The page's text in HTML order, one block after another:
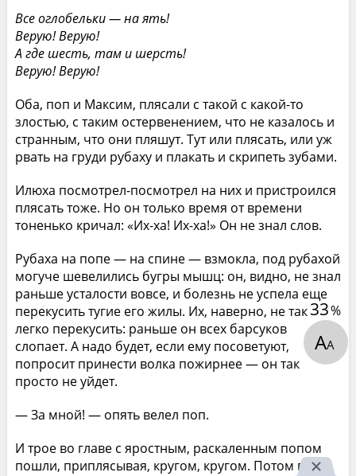
Все оглобельки — на ять!
Верую! Верую!
А где шесть, там и шерсть!
Верую! Верую!
Оба, поп и Максим, плясали с такой с какой-то
злостью, с таким остервенением, что не казалось и
странным, что они пляшут. Тут или плясать, или уж
рвать на груди рубаху и плакать и скрипеть зубами.
Илюха посмотрел-посмотрел на них и пристроился
плясать тоже. Но он только время от времени
тоненько кричал: «Их-ха! Их-ха!» Он не знал слов.
Рубаха на попе — на спине — взмокла, под рубахой
могуче шевелились бугры мышц: он, видно, не знал
раньше усталости вовсе, и болезнь не успела еще
перекусить тугие его жилы. Их, наверно, не так
легко перекусить: раньше он всех барсуков
слопает. А надо будет, если ему посоветуют,
попросит принести волка пожирнее — он так
просто не уйдет.
— За мной! — опять велел поп.
И трое во главе с яростным, раскаленным попом
пошли, приплясывая, кругом, кругом. Потом поп,
33%
АА